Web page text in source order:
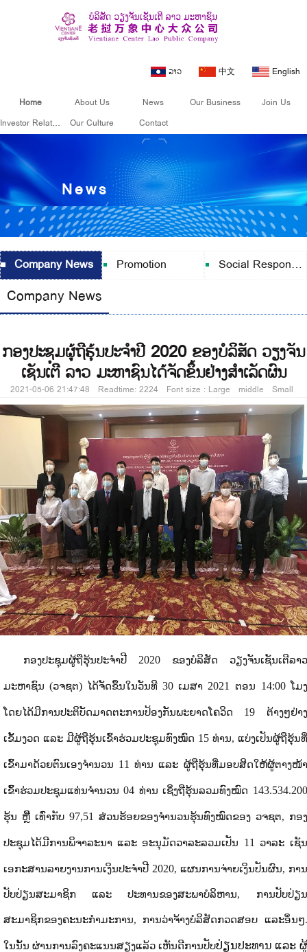
ລາວ 中文 English
Home About Us News Our Business
Join Us
Investor Relations
Our Culture Contact
News
Company News Promotion Social Responsibility
Company News
ກອງປະຊຸມຜູ້ຖືຮຸ້ນປະຈຳປີ 2020 ຂອງບໍລິສັດ ວຽງຈັນ
ເຊັນເຕີ ລາວ ມະຫາຊົນໄດ້ຈັດຂຶ້ນຢ່າງສໍາເລັດຜົນ
2021-05-06 21:47:48 Readtime: 2224 Font size : Large middle Small
ກອງປະຊຸມຜູ້ຖືຮຸ້ນປະຈຳປີ 2020 ຂອງບໍລິສັດ ວຽງຈັນເຊັນເຕີລາວ
ມະຫາຊົນ (ວຈຊຕ) ໄດ້ຈັດຂຶ້ນໃນວັນທີ 30ເມສາ 2021 ຕອນ 14:00ໂມງ
ໂດຍໄດ້ມີການປະຕິບັດມາດຕະການປ້ອງກັນພະຍາດໂຄວິດ 19 ຕ້າງໆຢ່າງ
ເຂັ້ມງວດ ແລະ ມີຜູ້ຖືຮຸ້ນເຂົ້າຮ່ວມປະຊຸມທົງໝົດ 15 ທ່ານ, ແບ່ງເປັນຜູ້ຖືຮຸ້ນທີ່
ເຂົ້າມາດ້ວຍຕົນເອງຈໍານວນ 11ທ່ານ ແລະ ຜູ້ຖືຮຸ້ນທີ່ມອບສິດໃຫ້ຜູ້ຕາງໜ້າ
ເຂົ້າຮ່ວມປະຊຸມແທ່ນຈໍານວນ04 ທ່ານ ເຊິ່ງຖືຮຸ້ນລວມທົງໝົດ 143.534.200
ຮຸ້ນ ຫຼືື ເທົ່າກັບ 97,51 ສ່ວນຮ້ອຍຂອງຈໍານວນຮຸ້ນທົງໝົດຂອງ ວຈຊຕ, ກອງ
ປະຊຸມໄດ້ມີການພິຈາລະນາ ແລະ ອະນຸມັດວາລະລວມເປັນ 11 ວາລະ ເຊັນ
ເອກະສານລາຍງານການເງິນປະຈໍາປີ 2020, ແຜນການຈ່າຍເງິນປັນຜົນ, ການ
ປັບປ່ຽນສະມາຊິກ ແລະ ປະທານຂອງສະພາບໍລິຫານ, ການປັບປ່ຽນ
ສະມາຊິກຂອງຄະນະກໍາມະການ, ການວ່າຈ້າງບໍລິສັດກວດສອບ ແລະອຶ່ນໆ.
ໃນນັ້ນ ຜ່ານການລົງຄະແນນສຽງແລ້ວ ເຫັນດີການປັບປ່ຽນປະທານ ແລະ ຜູ້